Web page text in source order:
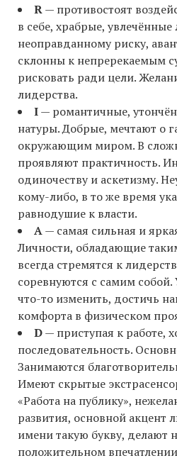
R— противостоят
в себе, храбрые,
неоправданному риску,
склонны к непререкаемым
рисковать ради цели.
лидерства.
I— романтичные,
натуры. Добрые, мечтают о
окружающим миром. В
проявляют практичность.
одиночеству и аскетизму.
кому-либо, в то же время
равнодушие к власти.
A— самая сильная и
Личности, обладающие
всегда стремятся к
соревнуются с самим собой.
что-то изменить, достичь
комфорта в физическом
D— приступая к работе,
последовательность.
Занимаются
Имеют скрытые
«Работа на публику»,
развития, основной
имени такую букву, делают
положительном